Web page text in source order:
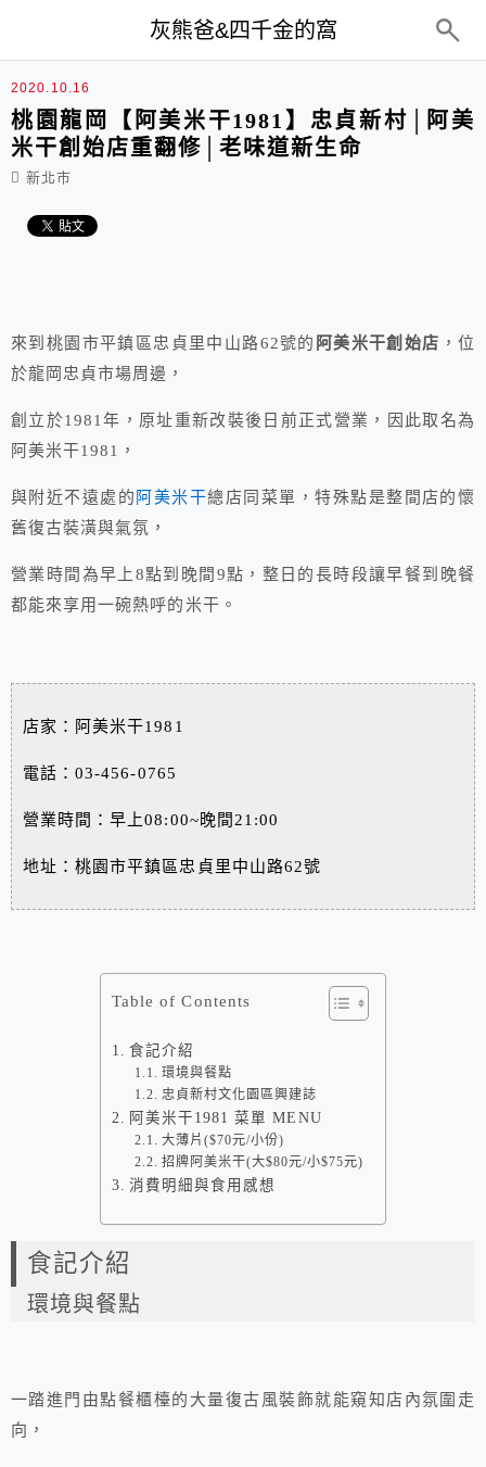
灰熊爸&四千金的窩
2020.10.16
桃園龍岡【阿美米干1981】忠貞新村│阿美
米干創始店重翻修│老味道新生命
新北市
來到桃園市平鎮區忠貞里中山路62號的 阿美米干創始店 ，位
於龍岡忠貞市場周邊，
創立於1981年，原址重新改裝後日前正式營業，因此取名為
阿美米干1981，
與附近不遠處的 阿美米干總店同菜單，特殊點是整間店的懷
舊復古裝潢與氣氛，
營業時間為早上8點到晚間9點，整日的長時段讓早餐到晚餐
都能來享用一碗熱呼的米干。
店家：阿美米干1981
電話：03-456-0765
營業時間：早上08:00~晚間21:00
地址：桃園市平鎮區忠貞里中山路62號
Table of Contents
食記介紹
環境與餐點
忠貞新村文化園區興建誌
阿美米干1981 菜單 MENU
大薄片($70元/小份)
招牌阿美米干(大$80元/小$75元)
消費明細與食用感想
食記介紹
環境與餐點
一踏進門由點餐櫃檯的大量復古風裝飾就能窺知店內氛圍走
向，